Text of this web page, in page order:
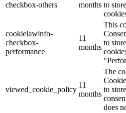
checkbox-others
months to
cookielawinfo-
checkbox-
performance
11
months
This
to
viewed_cookie_policy
11
months
The
to
does